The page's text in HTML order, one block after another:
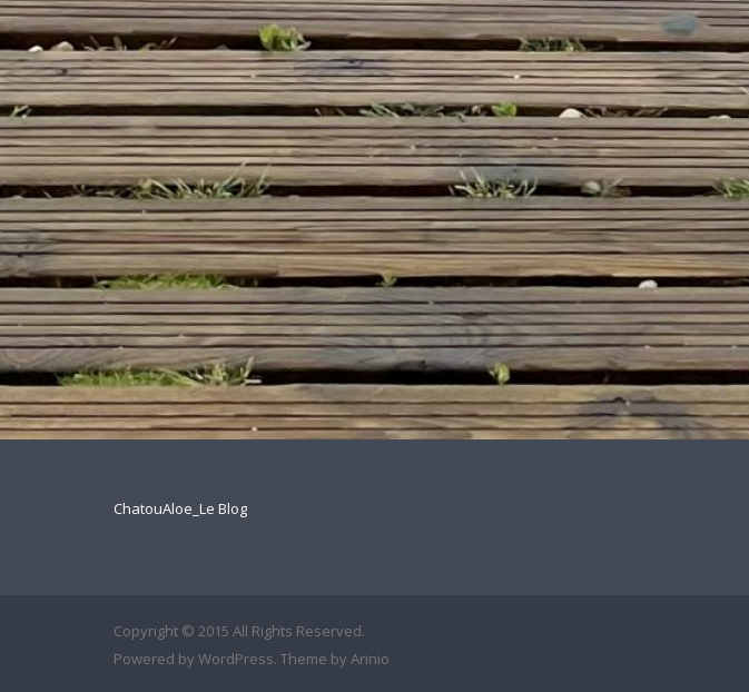
ChatouAloe_Le Blog
Copyright © 2015 All Rights Reserved.
Powered by WordPress. Theme by Arinio